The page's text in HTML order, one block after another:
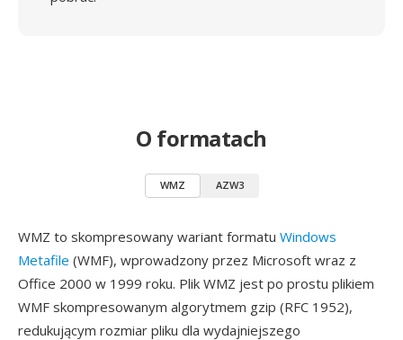
O formatach
WMZ AZW3
WMZ to skompresowany wariant formatu Windows
Metafile (WMF), wprowadzony przez Microsoft wraz z
Office 2000 w 1999 roku. Plik WMZ jest po prostu plikiem
WMF skompresowanym algorytmem gzip (RFC 1952),
redukującym rozmiar pliku dla wydajniejszego